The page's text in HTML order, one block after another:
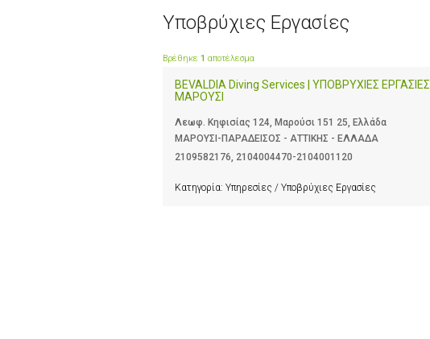
Υποβρύχιες Εργασίες
Βρέθηκε 1 αποτέλεσμα
BEVALDIA Diving Services | ΥΠΟΒΡΥΧΙΕΣ ΕΡΓΑΣΙΕΣ
ΜΑΡΟΥΣΙ
Λεωφ. Κηφισίας 124, Μαρούσι 151 25, Ελλάδα
ΜΑΡΟΥΣΙ-ΠΑΡΑΔΕΙΣΟΣ - ΑΤΤΙΚΗΣ - ΕΛΛΑΔΑ
2109582176, 2104004470-2104001120
Κατηγορία: Υπηρεσίες / Υποβρύχιες Εργασίες